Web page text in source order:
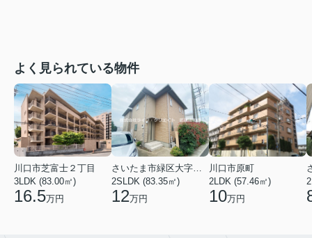
よく見られている物件
川口市芝富士２丁目
3LDK (83.00㎡)
16.5万円
さいたま市緑区大字三室
2SLDK (83.35㎡)
12万円
川口市原町
2LDK (57.46㎡)
10万円